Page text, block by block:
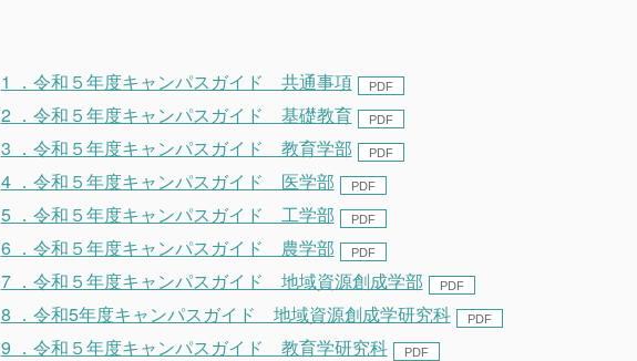
1 ．令和５年度キャンパスガイド 共通事項
2 ．令和５年度キャンパスガイド 基礎教育
3 ．令和５年度キャンパスガイド 教育学部
4 ．令和５年度キャンパスガイド 医学部
5 ．令和５年度キャンパスガイド 工学部
6 ．令和５年度キャンパスガイド 農学部
7 ．令和５年度キャンパスガイド 地域資源創成学部
8 ．令和5年度キャンパスガイド 地域資源創成学研究科
9 ．令和５年度キャンパスガイド 教育学研究科